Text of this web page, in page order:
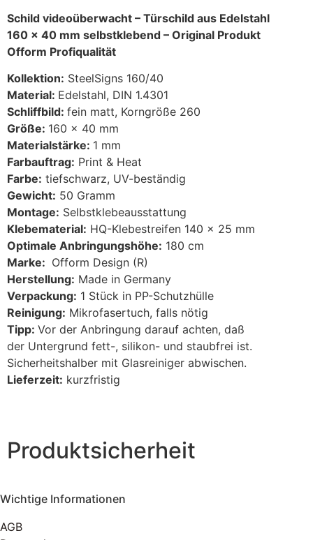
Schild videoüberwacht – Türschild aus Edelstahl
160 x 40 mm selbstklebend – Original Produkt
Ofform Profiqualität
Kollektion: SteelSigns 160/40
Material: Edelstahl, DIN 1.4301
Schliffbild: fein matt, Korngröße 260
Größe: 160 x 40 mm
Materialstärke: 1 mm
Farbauftrag: Print & Heat
Farbe: tiefschwarz, UV-beständig
Gewicht: 50 Gramm
Montage: Selbstklebeausstattung
Klebematerial: HQ-Klebestreifen 140 x 25 mm
Optimale Anbringungshöhe: 180 cm
Marke: Ofform Design (R)
Herstellung: Made in Germany
Verpackung: 1 Stück in PP-Schutzhülle
Reinigung: Mikrofasertuch, falls nötig
Tipp: Vor der Anbringung darauf achten, daß
der Untergrund fett-, silikon- und staubfrei ist.
Sicherheitshalber mit Glasreiniger abwischen.
Lieferzeit: kurzfristig
Produktsicherheit
Wichtige Informationen
AGB